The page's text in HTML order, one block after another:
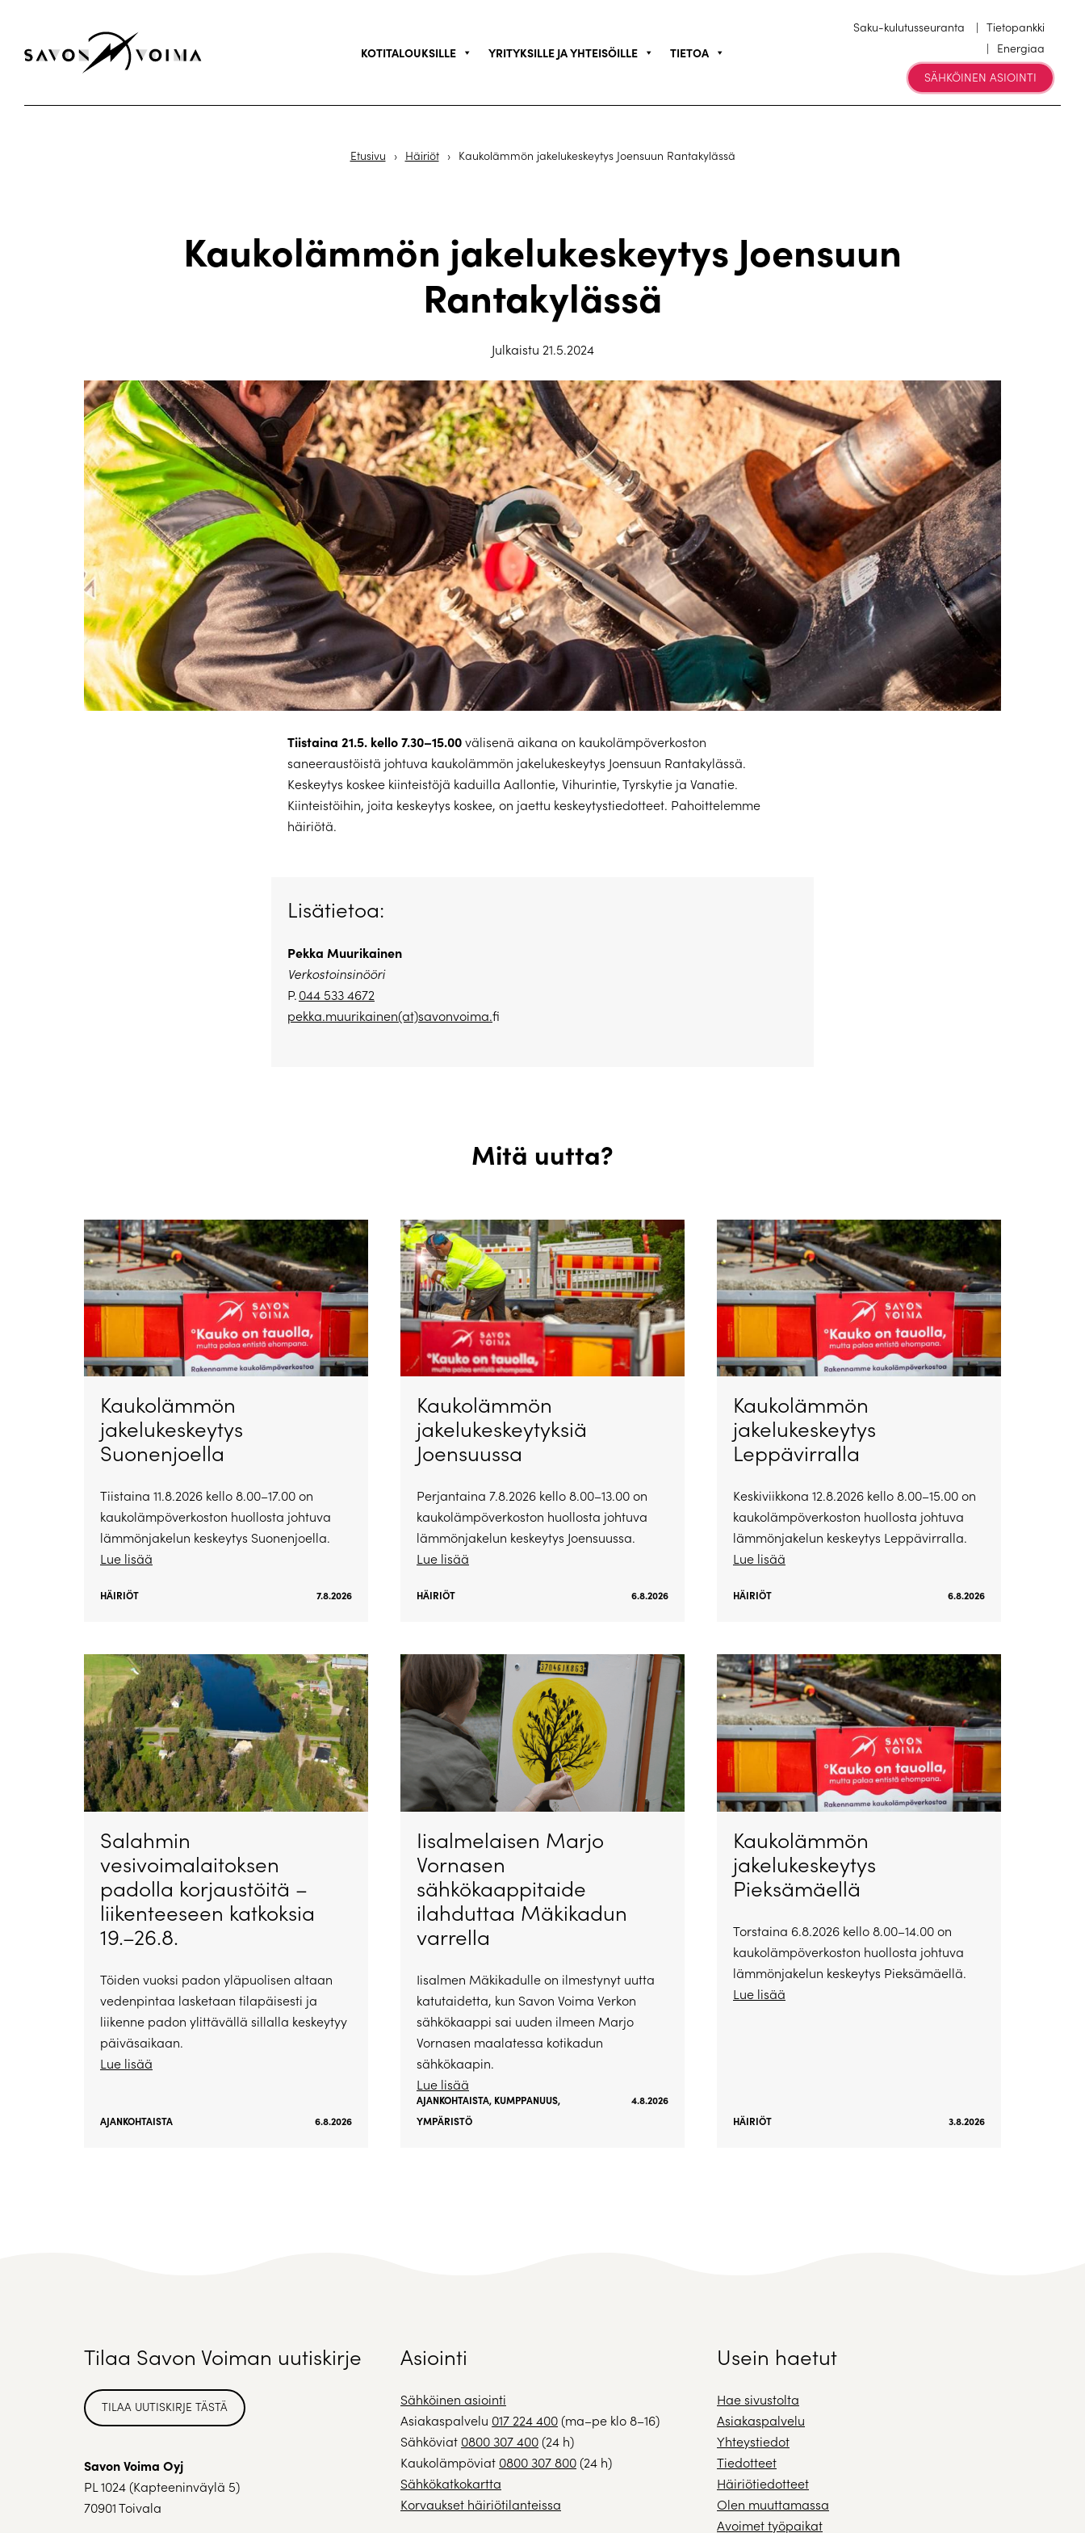
KOTITALOUKSILLE YRITYKSILLE JA YHTEISÖILLE TIETOA
Saku-kulutusseuranta
Tietopankki
Energiaa
SÄHKÖINEN ASIOINTI
Etusivu › Häiriöt › Kaukolämmön jakelukeskeytys Joensuun Rantakylässä
Kaukolämmön jakelukeskeytys Joensuun
Rantakylässä
Julkaistu 21.5.2024
Tiistaina 21.5. kello 7.30–15.00välisenä aikana on kaukolämpöverkoston
saneeraustöistä johtuva kaukolämmön jakelukeskeytys Joensuun Rantakylässä.
Keskeytys koskee kiinteistöjä kaduilla Aallontie, Vihurintie, Tyrskytie ja Vanatie.
Kiinteistöihin, joita keskeytys koskee, on jaettu keskeytystiedotteet. Pahoittelemme
häiriötä.
Lisätietoa:
Pekka Muurikainen
Verkostoinsinööri
P.044 533 4672
pekka.muurikainen(at)savonvoima.fi
Mitä uutta?
Kaukolämmön
jakelukeskeytys
Suonenjoella
Tiistaina 11.8.2026 kello 8.00–17.00 on
kaukolämpöverkoston huollosta johtuva
lämmönjakelun keskeytys Suonenjoella.
Lue lisää
HÄIRIÖT 7.8.2026
Kaukolämmön
jakelukeskeytyksiä
Joensuussa
Perjantaina 7.8.2026 kello 8.00–13.00 on
kaukolämpöverkoston huollosta johtuva
lämmönjakelun keskeytys Joensuussa.
Lue lisää
HÄIRIÖT 6.8.2026
Kaukolämmön
jakelukeskeytys
Leppävirralla
Keskiviikkona 12.8.2026 kello 8.00–15.00 on
kaukolämpöverkoston huollosta johtuva
lämmönjakelun keskeytys Leppävirralla.
Lue lisää
HÄIRIÖT 6.8.2026
Salahmin
vesivoimalaitoksen
padolla korjaustöitä –
liikenteeseen katkoksia
19.–26.8.
Töiden vuoksi padon yläpuolisen altaan
vedenpintaa lasketaan tilapäisesti ja
liikenne padon ylittävällä sillalla keskeytyy
päiväsaikaan.
Lue lisää
AJANKOHTAISTA 6.8.2026
Iisalmelaisen Marjo
Vornasen
sähkökaappitaide
ilahduttaa Mäkikadun
varrella
Iisalmen Mäkikadulle on ilmestynyt uutta
katutaidetta, kun Savon Voima Verkon
sähkökaappi sai uuden ilmeen Marjo
Vornasen maalatessa kotikadun
sähkökaapin.
Lue lisää
AJANKOHTAISTA, KUMPPANUUS,
YMPÄRISTÖ
4.8.2026
Kaukolämmön
jakelukeskeytys
Pieksämäellä
Torstaina 6.8.2026 kello 8.00–14.00 on
kaukolämpöverkoston huollosta johtuva
lämmönjakelun keskeytys Pieksämäellä.
Lue lisää
HÄIRIÖT 3.8.2026
Tilaa Savon Voiman uutiskirje
TILAA UUTISKIRJE TÄSTÄ
Savon Voima Oyj
PL 1024 (Kapteeninväylä 5)
70901 Toivala
Asiointi
Sähköinen asiointi
Asiakaspalvelu 017 224 400(ma–pe klo 8–16)
Sähköviat 0800 307 400(24 h)
Kaukolämpöviat 0800 307 800(24 h)
Sähkökatkokartta
Korvaukset häiriötilanteissa
Usein haetut
Hae sivustolta
Asiakaspalvelu
Yhteystiedot
Tiedotteet
Häiriötiedotteet
Olen muuttamassa
Avoimet työpaikat